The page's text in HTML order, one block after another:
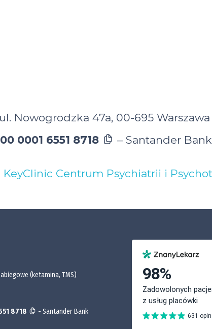
Nowogrodzka 47a, 00-695 Warszawa
0001 6551 8718 – Santander Bank
Centrum Psychiatrii i
(ketamina, TMS)
8718
- Santander Bank